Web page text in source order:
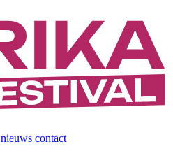
nieuws contact